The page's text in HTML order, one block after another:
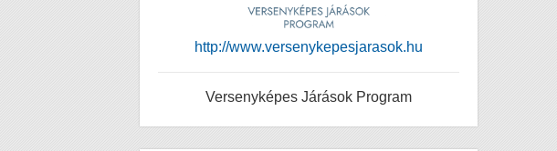
http://www.versenykepesjarasok.hu
Versenyképes Járások Program